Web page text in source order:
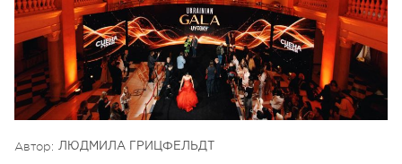
Автор: ЛЮДМИЛА ГРИЦФЕЛЬДТ